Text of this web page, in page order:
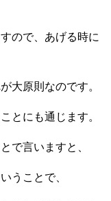
ので、あげる時に
大原則なのです。
とにも通じます。
で言いますと、
うことで、